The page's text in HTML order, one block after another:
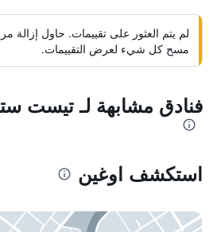
لم يتم العثور على تقييمات. حاول إزالة
مسح كل شيء لعرض التقييمات.
فنادق مشابهة لـ تيست
استكشف اوغين